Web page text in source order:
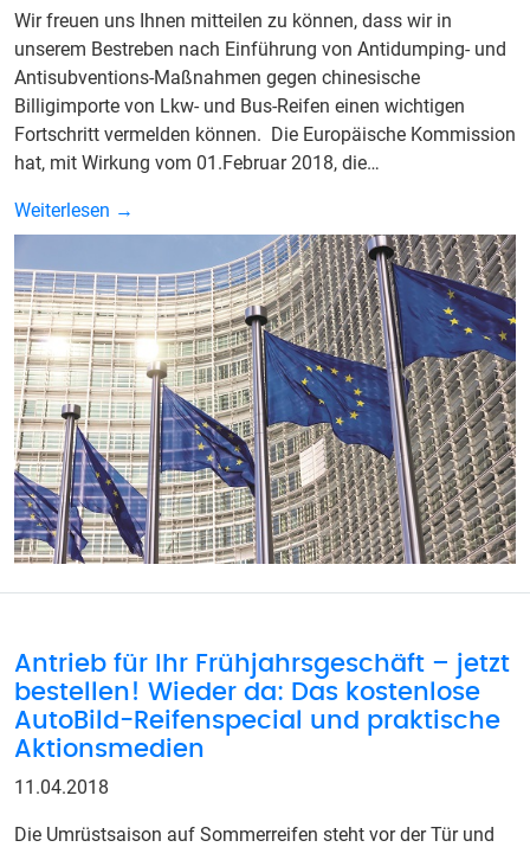
Wir freuen uns Ihnen mitteilen zu können, dass wir in
unserem Bestreben nach Einführung von Antidumping- und
Antisubventions-Maßnahmen gegen chinesische
Billigimporte von Lkw- und Bus-Reifen einen wichtigen
Fortschritt vermelden können. Die Europäische Kommission
hat, mit Wirkung vom 01.Februar 2018, die…
Weiterlesen →
Antrieb für Ihr Frühjahrsgeschäft – jetzt
bestellen! Wieder da: Das kostenlose
AutoBild-Reifenspecial und praktische
Aktionsmedien
11.04.2018
Die Umrüstsaison auf Sommerreifen steht vor der Tür und